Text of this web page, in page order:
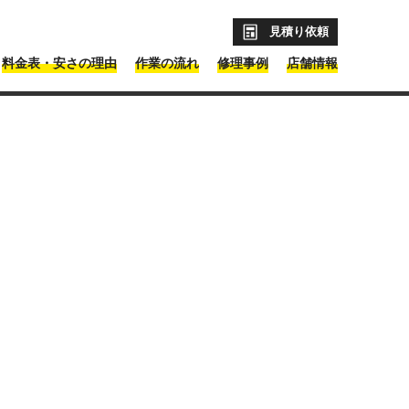
料金表・安さの理由 作業の流れ 修理事例 店舗情報
見積り依頼